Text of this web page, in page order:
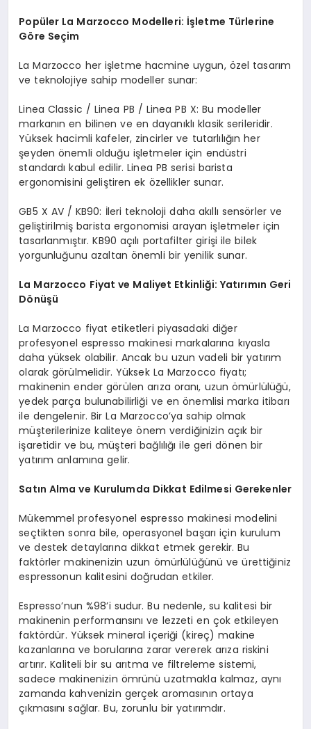
Popüler La Marzocco Modelleri: İşletme Türlerine
Göre Seçim
La Marzocco her işletme hacmine uygun, özel tasarım
ve teknolojiye sahip modeller sunar:
Linea Classic / Linea PB / Linea PB X: Bu modeller
markanın en bilinen ve en dayanıklı klasik serileridir.
Yüksek hacimli kafeler, zincirler ve tutarlılığın her
şeyden önemli olduğu işletmeler için endüstri
standardı kabul edilir. Linea PB serisi barista
ergonomisini geliştiren ek özellikler sunar.
GB5 X AV / KB90: İleri teknoloji daha akıllı sensörler ve
geliştirilmiş barista ergonomisi arayan işletmeler için
tasarlanmıştır. KB90 açılı portafilter girişi ile bilek
yorgunluğunu azaltan önemli bir yenilik sunar.
La Marzocco Fiyat ve Maliyet Etkinliği: Yatırımın Geri
Dönüşü
La Marzocco fiyat etiketleri piyasadaki diğer
profesyonel espresso makinesi markalarına kıyasla
daha yüksek olabilir. Ancak bu uzun vadeli bir yatırım
olarak görülmelidir. Yüksek La Marzocco fiyatı;
makinenin ender görülen arıza oranı, uzun ömürlülüğü,
yedek parça bulunabilirliği ve en önemlisi marka itibarı
ile dengelenir. Bir La Marzocco’ya sahip olmak
müşterilerinize kaliteye önem verdiğinizin açık bir
işaretidir ve bu, müşteri bağlılığı ile geri dönen bir
yatırım anlamına gelir.
Satın Alma ve Kurulumda Dikkat Edilmesi Gerekenler
Mükemmel profesyonel espresso makinesi modelini
seçtikten sonra bile, operasyonel başarı için kurulum
ve destek detaylarına dikkat etmek gerekir. Bu
faktörler makinenizin uzun ömürlülüğünü ve ürettiğiniz
espressonun kalitesini doğrudan etkiler.
Espresso’nun %98’i sudur. Bu nedenle, su kalitesi bir
makinenin performansını ve lezzeti en çok etkileyen
faktördür. Yüksek mineral içeriği (kireç) makine
kazanlarına ve borularına zarar vererek arıza riskini
artırır. Kaliteli bir su arıtma ve filtreleme sistemi,
sadece makinenizin ömrünü uzatmakla kalmaz, aynı
zamanda kahvenizin gerçek aromasının ortaya
çıkmasını sağlar. Bu, zorunlu bir yatırımdır.